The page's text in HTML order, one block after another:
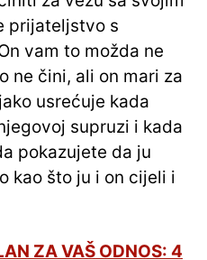
prijateljstvo s
vam to možda ne
ne čini, ali on mari za
usrećuje kada
supruzi i kada
pokazujete da ju
kao što ju i on cijeli i
ZA VAŠ ODNOS: 4